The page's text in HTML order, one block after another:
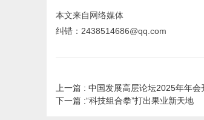
本文来自网络媒体
纠错：2438514686@qq.com
上一篇 : 中国发展高层论坛2025年年
下一篇 :“科技组合拳”打出果业新天地